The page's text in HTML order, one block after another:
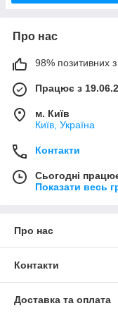
Про нас
98% позитивних з
Працює з
м. Київ
Київ, Україна
Контакти
Сьогодні
Показати весь
Про нас
Контакти
Доставка та оплата